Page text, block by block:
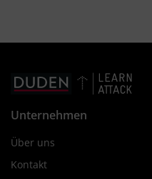
Unternehmen
Über uns
Kontakt